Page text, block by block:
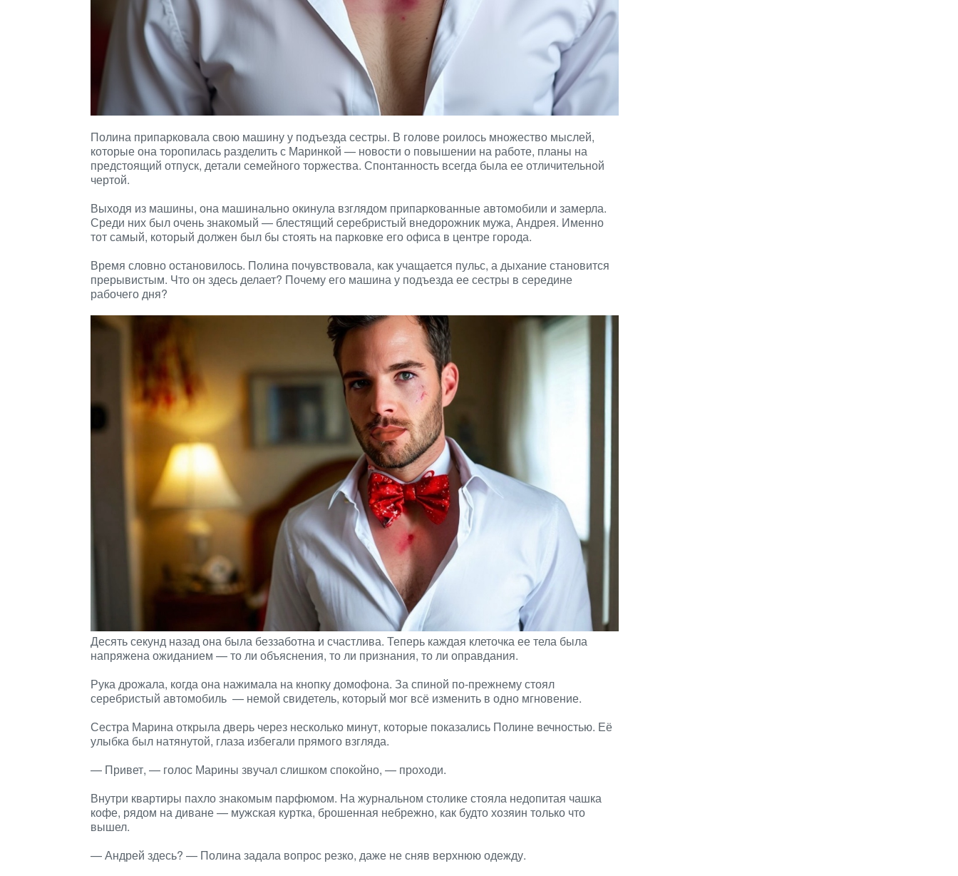
Полина припарковала свою машину у подъезда сестры. В голове роилось множество мыслей,
которые она торопилась разделить с Маринкой — новости о повышении на работе, планы на
предстоящий отпуск, детали семейного торжества. Спонтанность всегда была ее отличительной
чертой.
Выходя из машины, она машинально окинула взглядом припаркованные автомобили и замерла.
Среди них был очень знакомый — блестящий серебристый внедорожник мужа, Андрея. Именно
тот самый, который должен был бы стоять на парковке его офиса в центре города.
Время словно остановилось. Полина почувствовала, как учащается пульс, а дыхание становится
прерывистым. Что он здесь делает? Почему его машина у подъезда ее сестры в середине
рабочего дня?
Десять секунд назад она была беззаботна и счастлива. Теперь каждая клеточка ее тела была
напряжена ожиданием — то ли объяснения, то ли признания, то ли оправдания.
Рука дрожала, когда она нажимала на кнопку домофона. За спиной по-прежнему стоял
серебристый автомобиль — немой свидетель, который мог всё изменить в одно мгновение.
Сестра Марина открыла дверь через несколько минут, которые показались Полине вечностью. Её
улыбка был натянутой, глаза избегали прямого взгляда.
— Привет, — голос Марины звучал слишком спокойно, — проходи.
Внутри квартиры пахло знакомым парфюмом. На журнальном столике стояла недопитая чашка
кофе, рядом на диване — мужская куртка, брошенная небрежно, как будто хозяин только что
вышел.
— Андрей здесь? — Полина задала вопрос резко, даже не сняв верхнюю одежду.